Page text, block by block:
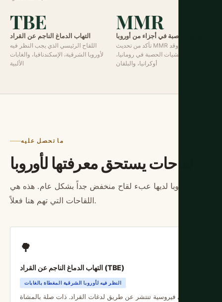
TBE
التهاب الدماغ الناجم عن القراد
اللقاح الرئيسي الذي يجب النظر فيه
لأوروبا الشرقية، الإسكندنافيا، والغابات
الألبية
MMR
تفشي الحصبة في أجزاء من أوروبا
تأكد من تحديث MMR الخاص بك. وقد
حدثت تفشيات الحصبة في رومانيا،
أوكرانيا، والبلقان
ما تحصل عليه
لقاحات يستحق معرفتها لأوروبا
أوروبا لديها عبء لقاح منخفض جداً بشكل عام. هذه هي
اللقاحات التي تهم هنا فعلاً.
🌳
التهاب الدماغ الناجم عن القراد (TBE)
النظر فيه لأوروبا الشرقية المغطاة بالغابات
عدوى فيروسية تنتشر عن طريق لدغات القراد. ذات صلة بالمشاة